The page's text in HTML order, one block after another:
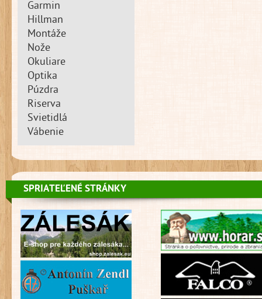
Garmin
Hillman
Montáže
Nože
Okuliare
Optika
Púzdra
Riserva
Svietidlá
Vábenie
SPRIATEĽENÉ STRÁNKY